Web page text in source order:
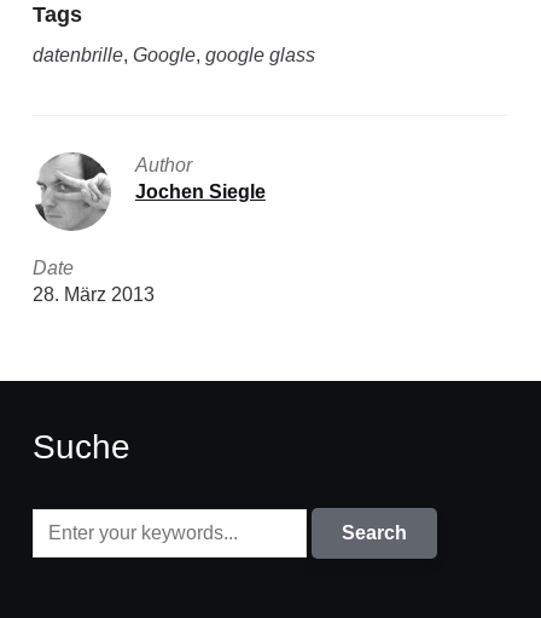
Tags
datenbrille, Google, google glass
Author
Jochen Siegle
Date
28. März 2013
Suche